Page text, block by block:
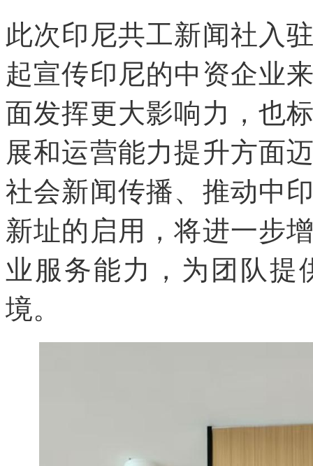
此次印尼共工新闻社入
起宣传印尼的中资企业
面发挥更大影响力，也
展和运营能力提升方面
社会新闻传播、推动中
新址的启用，将进一步
业服务能力，为团队提
境。